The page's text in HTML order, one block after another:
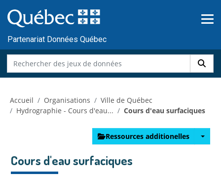
au
contenu
Partenariat Données Québec
Accueil Organisations
Ville de Québec
Hydrographie - Cours d'eau...
Cours d'eau surfaciques
Ressources additionelles
Cours d'eau surfaciques